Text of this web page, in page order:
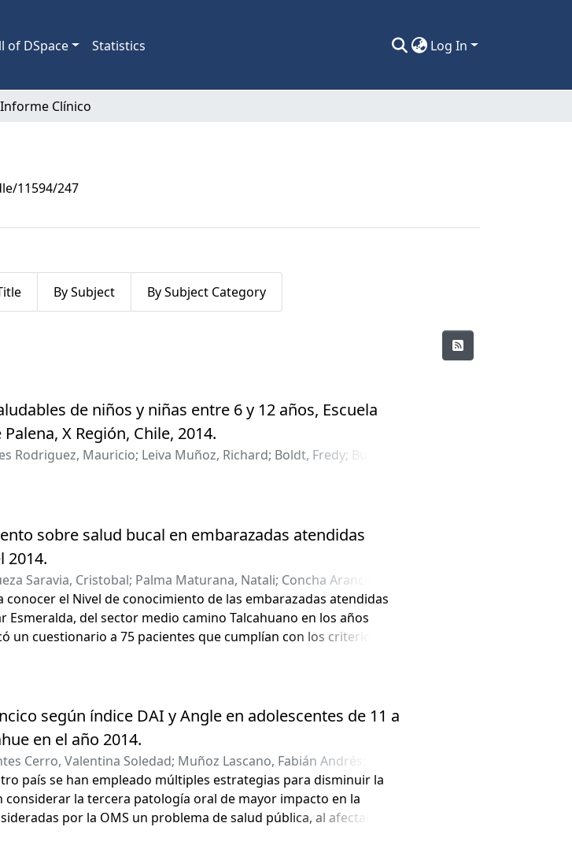
of DSpace Statistics Log In
Informe Clínico
11594/247
By Subject By Subject Category
de niños y niñas entre 6 y 12 años, Escuela
X Región, Chile, 2014.
Rodriguez, Mauricio; Leiva Muñoz, Richard; Boldt, Fredy; Bustos
sobre salud bucal en embarazadas atendidas
2014.
Saravia, Cristobal; Palma Maturana, Natali; Concha Arancibia,
el Nivel de conocimiento de las embarazadas atendidas
del sector medio camino Talcahuano en los años
un cuestionario a 75 pacientes que cumplían con los criterios de
descriptivo y de corte transversal. Para a recolección
bucales, Gestación y Atención dental y Crecimiento y
las variables Número de embarazo, Grupo etario, Tramo
civil. Los resultados indican que se obtuvo que el nivel de
Regular 74,67%, un 22,67% fue Bueno y un 2,67% obtuvo
se obtuvo que un 81% domina temas de Prevención en
37% Gestación y Atención dental y solo un 3% Crecimiento y
de edades 20 años o menores, nivel educacional correspondiente
o Estudiando son los grupos con menores niveles de
peor dominio son aquellos referidos al crecimiento y desarrollo
según índice DAI y Angle en adolescentes de 11 a
en el año 2014.
Cerro, Valentina Soledad; Muñoz Lascano, Fabián Andrés
país se han empleado múltiples estrategias para disminuir la
considerar la tercera patología oral de mayor impacto en la
por la OMS un problema de salud pública, al afectar